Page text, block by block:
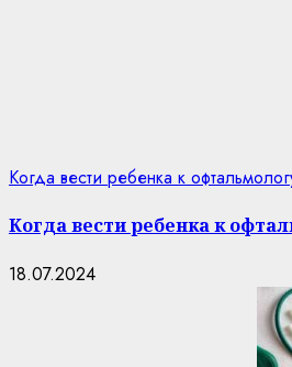
Когда вести ребенка к
Когда вести ребенка к
18.07.2024